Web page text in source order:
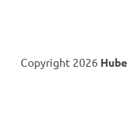
Copyright 2026